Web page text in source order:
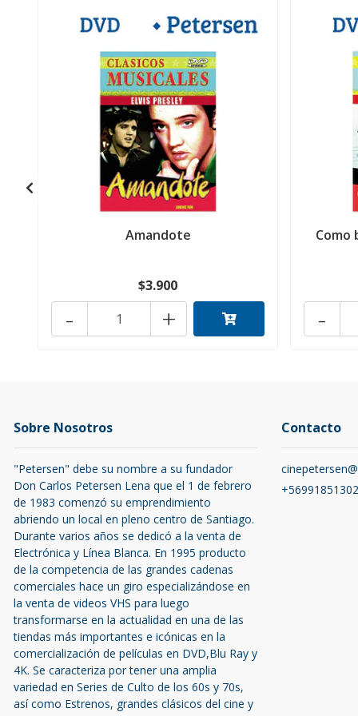
Amandote
$3.900
+
-
Como
-
Sobre Nosotros
"Petersen" debe su nombre a su fundador
Don Carlos Petersen Lena que el 1 de febrero
de 1983 comenzó su emprendimiento
abriendo un local en pleno centro de Santiago.
Durante varios años se dedicó a la venta de
Electrónica y Línea Blanca. En 1995 producto
de la competencia de las grandes cadenas
comerciales hace un giro especializándose en
la venta de videos VHS para luego
transformarse en la actualidad en una de las
tiendas más importantes e icónicas en la
comercialización de películas en DVD,Blu Ray y
4K. Se caracteriza por tener una amplia
variedad en Series de Culto de los 60s y 70s,
así como Estrenos, grandes clásicos del cine y
Contacto
+56991851302